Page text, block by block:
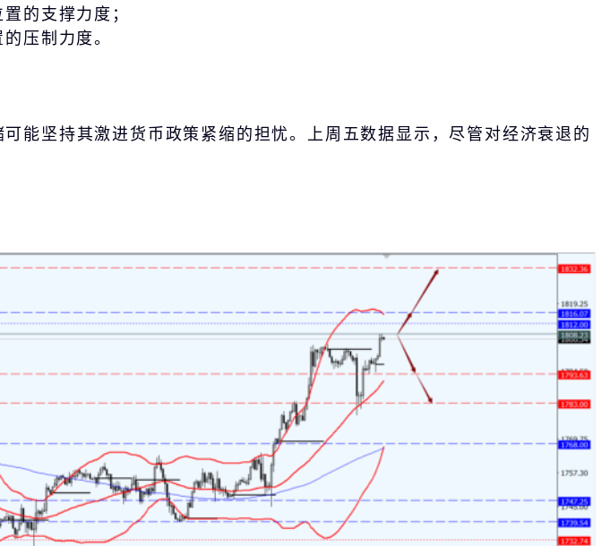
的支撑力度；
压制力度。
能坚持其激进货币政策紧缩的担忧。上周五数据显示，尽管对经济衰退的